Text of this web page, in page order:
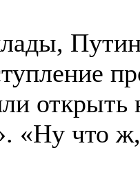
Путин
открыть
«Ну что